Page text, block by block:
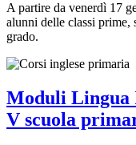
A partire da venerdì 17
alunni delle classi prime,
grado.
Moduli Lingua
V scuola